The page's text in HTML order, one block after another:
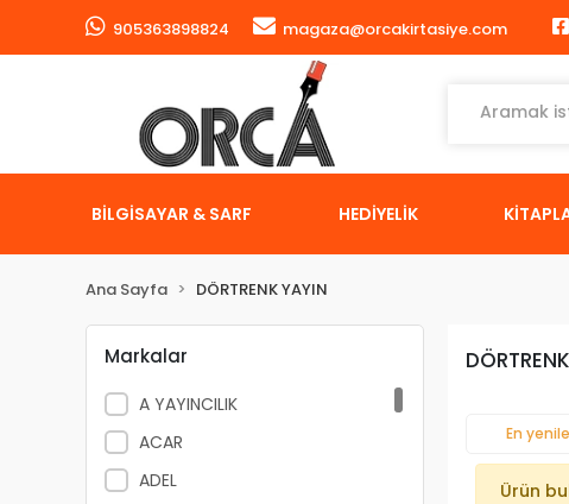
905363898824 magaza@orcakirtasiye.com
BİLGİSAYAR & SARF HEDİYELİK
Ana Sayfa DÖRTRENK YAYIN
Markalar
A YAYINCILIK
ACAR
ADEL
En
Ürün